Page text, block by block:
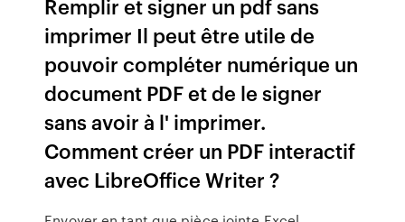
Remplir et signer un pdf sans
imprimer Il peut être utile de
pouvoir compléter numérique un
document PDF et de le signer
sans avoir à l' imprimer.
Comment créer un PDF interactif
avec LibreOffice Writer ?